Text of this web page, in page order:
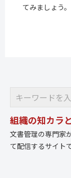
てみましょう。
組織の知カラ
文書管理の専門家
て配信するサイトで